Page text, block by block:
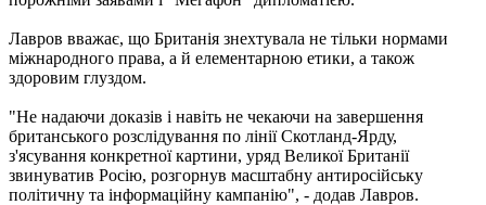
Лавров вважає, що Британія знехтувала не тільки нормами
міжнародного права, а й елементарною етики, а також
здоровим глуздом.
"Не надаючи доказів і навіть не чекаючи на завершення
британського розслідування по лінії Скотланд-Ярду,
з'ясування конкретної картини, уряд Великої Британії
звинуватив Росію, розгорнув масштабну антиросійську
політичну та інформаційну кампанію", - додав Лавров.